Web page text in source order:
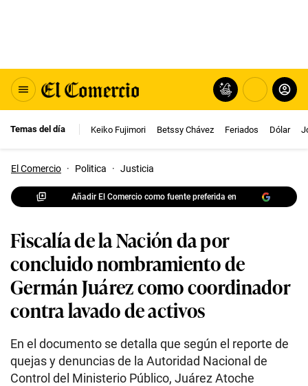
Temas del día Keiko Fujimori Betssy Chávez Feriados Dólar
El Comercio · Politica · Justicia
Añadir El Comercio como fuente preferida en
Fiscalía de la Nación da por
concluido nombramiento de
Germán Juárez como coordinador
contra lavado de activos
En el documento se detalla que según el reporte de
quejas y denuncias de la Autoridad Nacional de
Control del Ministerio Público, Juárez Atoche